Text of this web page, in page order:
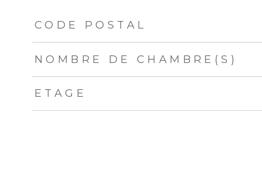
TRAD_ZEPHYR_Caracteristique
CODE POSTAL
NOMBRE DE CHAMBRE(S)
ETAGE